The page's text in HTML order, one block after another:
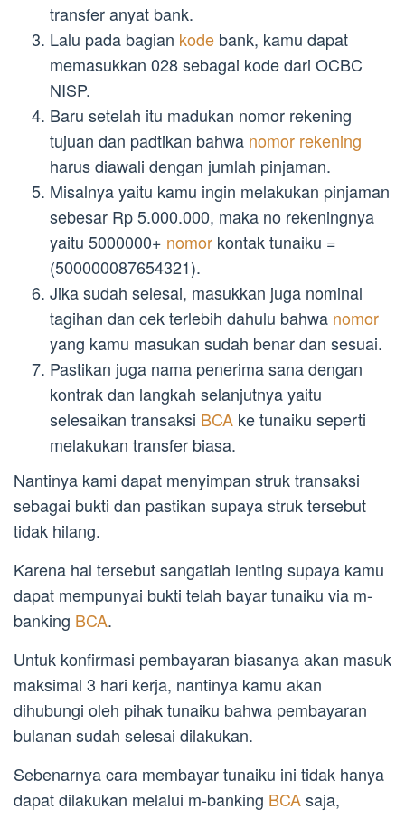
transfer anyat bank.
Lalu pada bagian kode bank, kamu dapat
memasukkan 028 sebagai kode dari OCBC
NISP.
Baru setelah itu madukan nomor rekening
tujuan dan padtikan bahwa nomor rekening
harus diawali dengan jumlah pinjaman.
Misalnya yaitu kamu ingin melakukan pinjaman
sebesar Rp 5.000.000, maka no rekeningnya
yaitu 5000000+ nomor kontak tunaiku =
(500000087654321).
Jika sudah selesai, masukkan juga nominal
tagihan dan cek terlebih dahulu bahwa nomor
yang kamu masukan sudah benar dan sesuai.
Pastikan juga nama penerima sana dengan
kontrak dan langkah selanjutnya yaitu
selesaikan transaksi BCA ke tunaiku seperti
melakukan transfer biasa.
Nantinya kami dapat menyimpan struk transaksi
sebagai bukti dan pastikan supaya struk tersebut
tidak hilang.
Karena hal tersebut sangatlah lenting supaya kamu
dapat mempunyai bukti telah bayar tunaiku via m-
banking BCA.
Untuk konfirmasi pembayaran biasanya akan masuk
maksimal 3 hari kerja, nantinya kamu akan
dihubungi oleh pihak tunaiku bahwa pembayaran
bulanan sudah selesai dilakukan.
Sebenarnya cara membayar tunaiku ini tidak hanya
dapat dilakukan melalui m-banking BCAsaja,